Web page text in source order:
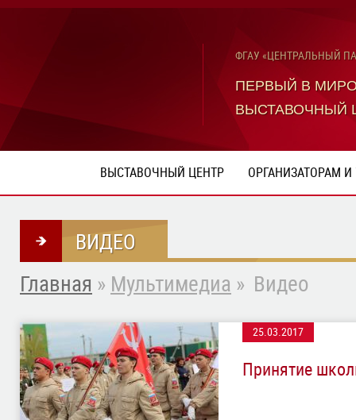
ФГАУ «ЦЕНТРАЛЬНЫЙ
ПЕРВЫЙ В
ВЫСТАВОЧНЫЙ
ВЫСТАВОЧНЫЙ ЦЕНТР ОРГАНИЗАТОРАМ
ВИДЕО
Главная » Мультимедиа » Видео
25.03.2017
Принятие